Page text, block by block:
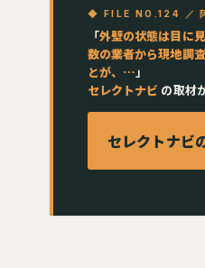
◆ FILE NO.124 ／
「外壁の状態は目に
数の業者から現地調
とが、…」
セレクトナビ の取材
セレクトナビ